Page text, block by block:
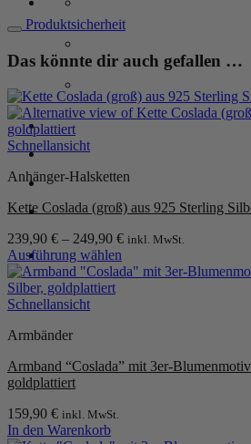
Anmelden / Registrieren
Warenkorb /0,00
0
Produktsicherheit
Das könnte dir auch gefallen …
Schnellansicht
Anhänger-Halsketten
Kette Coslada (groß) aus 925 Sterling
239,90 € – 249,90 € inkl. MwSt.
Ausführung wählen
Dieses
Produkt
weist
Varianten
Die
Optionen
auf
der
Schnellansicht
Armbänder
Armband “Coslada” mit 3er-
goldplattiert
159,90 € inkl. MwSt.
In den Warenkorb